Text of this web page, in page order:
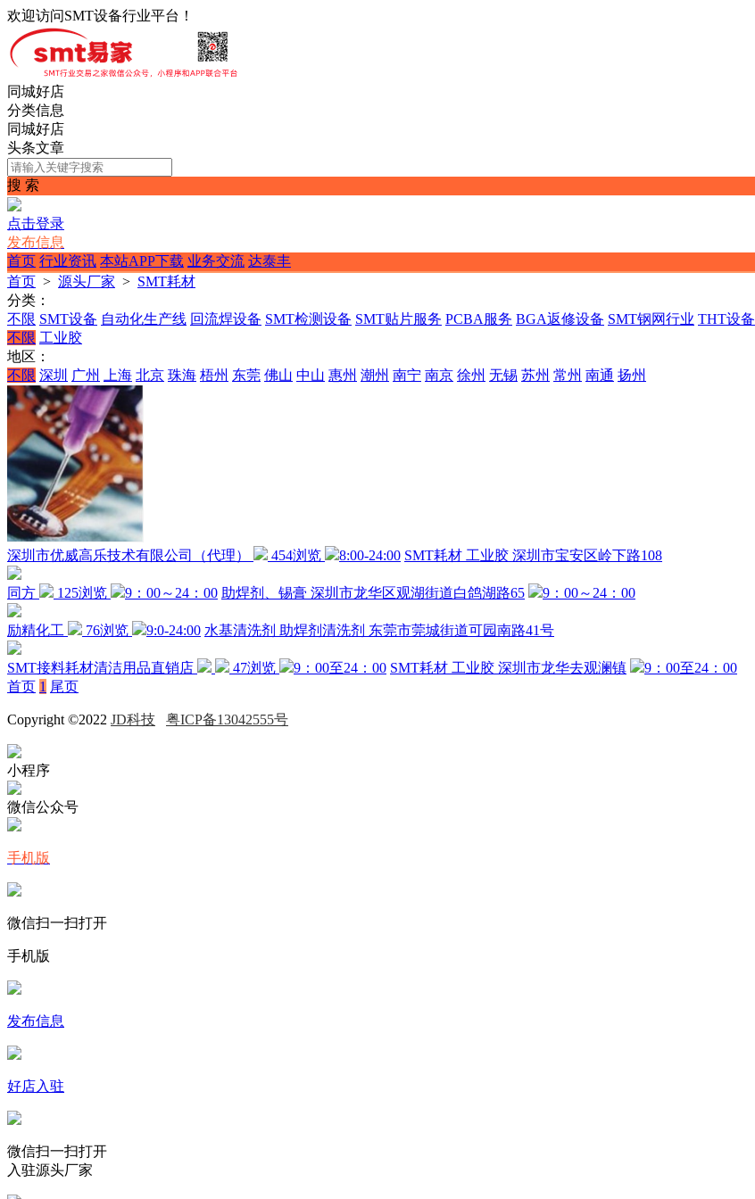
欢迎访问SMT设备行业平台！
同城好店
分类信息
同城好店
头条文章
搜 索
点击登录
发布信息
首页 行业资讯 本站APP下载 业务交流 达泰丰
首页 > 源头厂家 > SMT耗材
分类：
不限 SMT设备 自动化生产线 回流焊设备 SMT检测设备 SMT贴片服务 PCBA服务 BGA返修设备 SMT钢网行业 THT设备
不限 工业胶
地区：
不限 深圳 广州 上海 北京 珠海 梧州 东莞 佛山 中山 惠州 潮州 南宁 南京 徐州 无锡 苏州 常州 南通 扬州
深圳市优威高乐技术有限公司（代理） 454浏览 8:00-24:00 SMT耗材 工业胶 深圳市宝安区岭下路108
同方 125浏览 9：00～24：00 助焊剂、锡膏 深圳市龙华区观湖街道白鸽湖路65 9：00～24：00
励精化工 76浏览 9:0-24:00 水基清洗剂 助焊剂清洗剂 东莞市莞城街道可园南路41号
SMT接料耗材清洁用品直销店 47浏览 9：00至24：00 SMT耗材 工业胶 深圳市龙华去观澜镇
9：00至24：00
首页 1 尾页
Copyright ©2022 JD科技 粤ICP备13042555号
小程序
微信公众号
手机版
微信扫一扫打开
手机版
发布信息
好店入驻
微信扫一扫打开
入驻源头厂家